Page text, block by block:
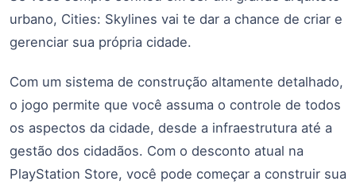
urbano, Cities: Skylines vai te dar a chance de criar e
gerenciar sua própria cidade.
Com um sistema de construção altamente detalhado,
o jogo permite que você assuma o controle de todos
os aspectos da cidade, desde a infraestrutura até a
gestão dos cidadãos. Com o desconto atual na
PlayStation Store, você pode começar a construir sua